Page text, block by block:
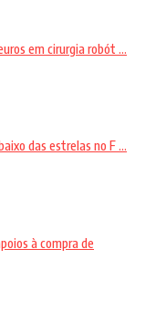
em cirurgia robót ...
das estrelas no F ...
à compra de